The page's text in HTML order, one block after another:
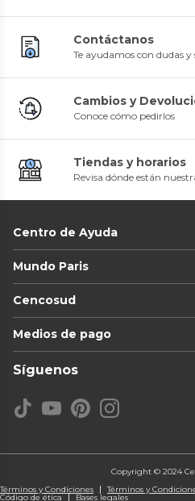
Contáctanos
Te ayudamos con dudas y
Cambios y
Conoce cómo pedirlos
Tiendas y horarios
Revisa dónde están
Centro de Ayuda
Mundo Paris
Cencosud
Medios de pago
Síguenos
Copyright © 2024
Términos y Condiciones
Términos y
Código de ética Bases legales